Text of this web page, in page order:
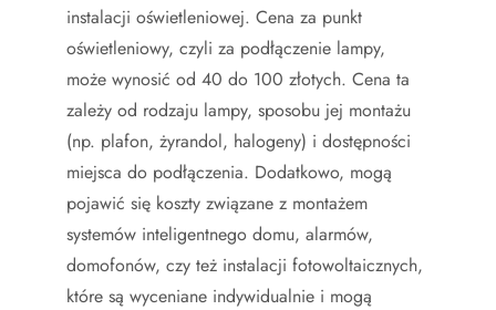
instalacji oświetleniowej. Cena za punkt
oświetleniowy, czyli za podłączenie lampy,
może wynosić od 40 do 100 złotych. Cena ta
zależy od rodzaju lampy, sposobu jej montażu
(np. plafon, żyrandol, halogeny) i dostępności
miejsca do podłączenia. Dodatkowo, mogą
pojawić się koszty związane z montażem
systemów inteligentnego domu, alarmów,
domofonów, czy też instalacji fotowoltaicznych,
które są wyceniane indywidualnie i mogą